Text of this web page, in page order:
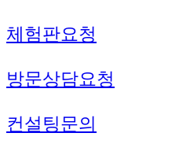
체험판요청
방문상담요청
컨설팅문의